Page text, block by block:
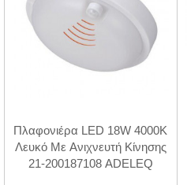
Πλαφονιέρα LED 18W 4000Κ
Λευκό Με Ανιχνευτή Κίνησης
21-200187108 ADELEQ